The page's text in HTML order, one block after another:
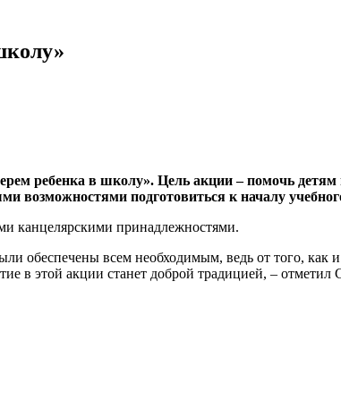
ребенка в школу». Цель акции – помочь
возможностями подготовиться к началу
канцелярскими принадлежностями.
обеспечены всем необходимым, ведь от того, как и
в этой акции станет доброй традицией, –